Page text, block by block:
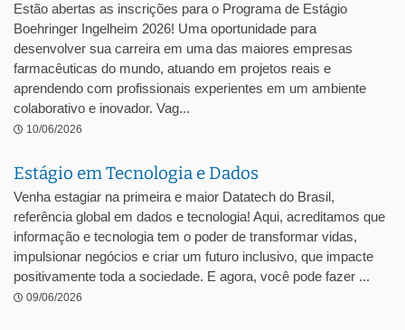
Estão abertas as inscrições para o Programa de Estágio
Boehringer Ingelheim 2026! Uma oportunidade para
desenvolver sua carreira em uma das maiores empresas
farmacêuticas do mundo, atuando em projetos reais e
aprendendo com profissionais experientes em um ambiente
colaborativo e inovador. Vag...
10/06/2026
Estágio em Tecnologia e Dados
Venha estagiar na primeira e maior Datatech do Brasil,
referência global em dados e tecnologia! Aqui, acreditamos que
informação e tecnologia tem o poder de transformar vidas,
impulsionar negócios e criar um futuro inclusivo, que impacte
positivamente toda a sociedade. E agora, você pode fazer ...
09/06/2026